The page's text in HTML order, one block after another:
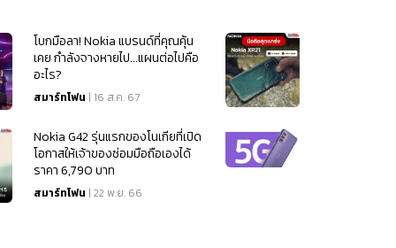
โบกมือลา! Nokia แบรนด์ที่คุณคุ้น
เคย กำลังจางหายไป...แผนต่อไปคือ
อะไร?
สมาร์ทโฟน | 16 ส.ค. 67
Nokia G42 รุ่นแรกของโนเกียที่เปิด
โอกาสให้เจ้าของซ่อมมือถือเองได้
ราคา 6,790 บาท
สมาร์ทโฟน | 22 พ.ย. 66